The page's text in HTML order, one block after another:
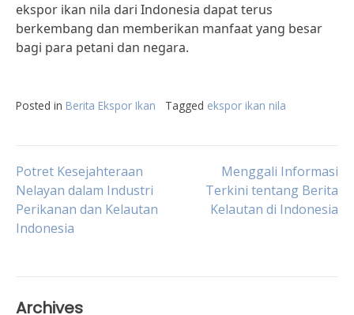
ekspor ikan nila dari Indonesia dapat terus
berkembang dan memberikan manfaat yang besar
bagi para petani dan negara.
Posted in Berita Ekspor Ikan Tagged ekspor ikan nila
Post
navigation
Potret Kesejahteraan
Nelayan dalam Industri
Perikanan dan Kelautan
Indonesia
Menggali Informasi
Terkini tentang Berita
Kelautan di Indonesia
Archives